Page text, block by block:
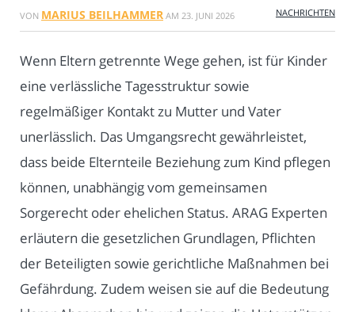
VON MARIUS BEILHAMMER AM 23. JUNI 2026 NACHRICHTEN
Wenn Eltern getrennte Wege gehen, ist für Kinder
eine verlässliche Tagesstruktur sowie
regelmäßiger Kontakt zu Mutter und Vater
unerlässlich. Das Umgangsrecht gewährleistet,
dass beide Elternteile Beziehung zum Kind pflegen
können, unabhängig vom gemeinsamen
Sorgerecht oder ehelichen Status. ARAG Experten
erläutern die gesetzlichen Grundlagen, Pflichten
der Beteiligten sowie gerichtliche Maßnahmen bei
Gefährdung. Zudem weisen sie auf die Bedeutung